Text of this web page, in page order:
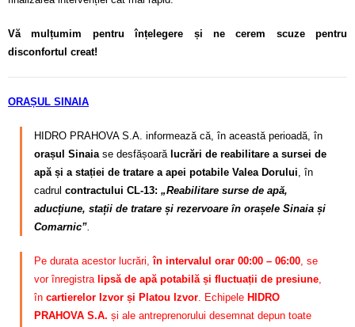
Vă mulțumim pentru înțelegere și ne cerem scuze pentru
disconfortul creat!
ORAȘUL SINAIA
HIDRO PRAHOVA S.A. informează că, în această perioadă, în
orașul Sinaiase desfășoară lucrări de reabilitare a sursei de
apă și a stației de tratare a apei potabile Valea Dorului, în
cadrul contractului CL-13: „Reabilitare surse de apă,
aducțiune, stații de tratare și rezervoare în orașele Sinaia și
Comarnic”.
Pe durata acestor lucrări,în intervalul orar 00:00 – 06:00, se
vor înregistra lipsă de apă potabilă și fluctuații de presiune,
în cartierelor Izvor și Platou Izvor. Echipele HIDRO
PRAHOVA S.A. și ale antreprenorului desemnat depun toate